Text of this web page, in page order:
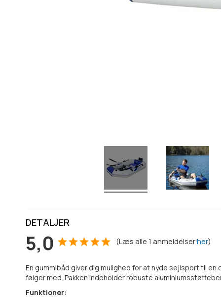
DETALJER
5,0 (Læs alle1 anmeldelserher)
En gummibåd giver dig mulighed for at nyde sejlsport til
følger med. Pakken indeholder robuste
Funktioner: